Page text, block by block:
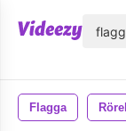
Flagga